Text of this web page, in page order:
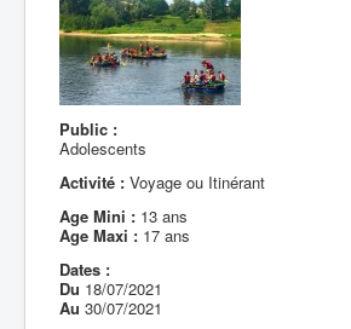
Public :
Adolescents
Activité : Voyage ou Itinérant
Age Mini : 13 ans
Age Maxi : 17 ans
Dates :
Du 18/07/2021
Au 30/07/2021